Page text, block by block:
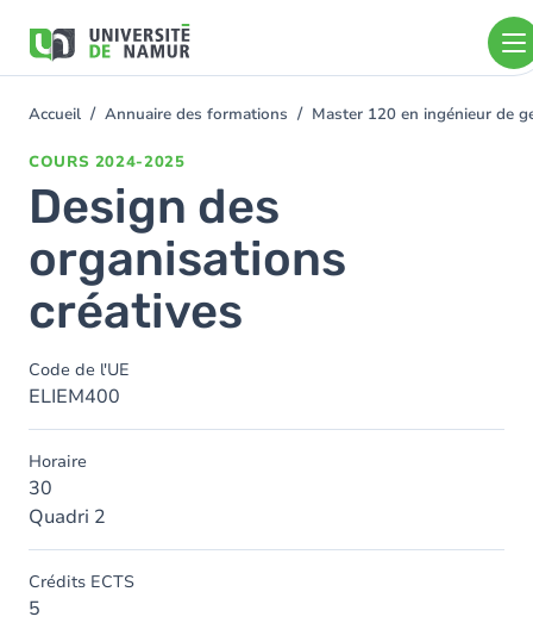
contenu
You
Accueil Annuaire des formations Master 120 en ingénieur de
COURS 2024-2025
Design des
organisations
créatives
Code de l'UE
ELIEM400
Horaire
30
Quadri 2
Crédits ECTS
5